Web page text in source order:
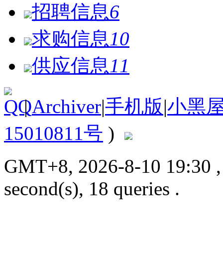
招聘信息6
求购信息 10
供应信息 11
| Archiver|手机版|小黑
15010811号 )
GMT+8, 2026-8-10 19:30
second(s), 18 queries .